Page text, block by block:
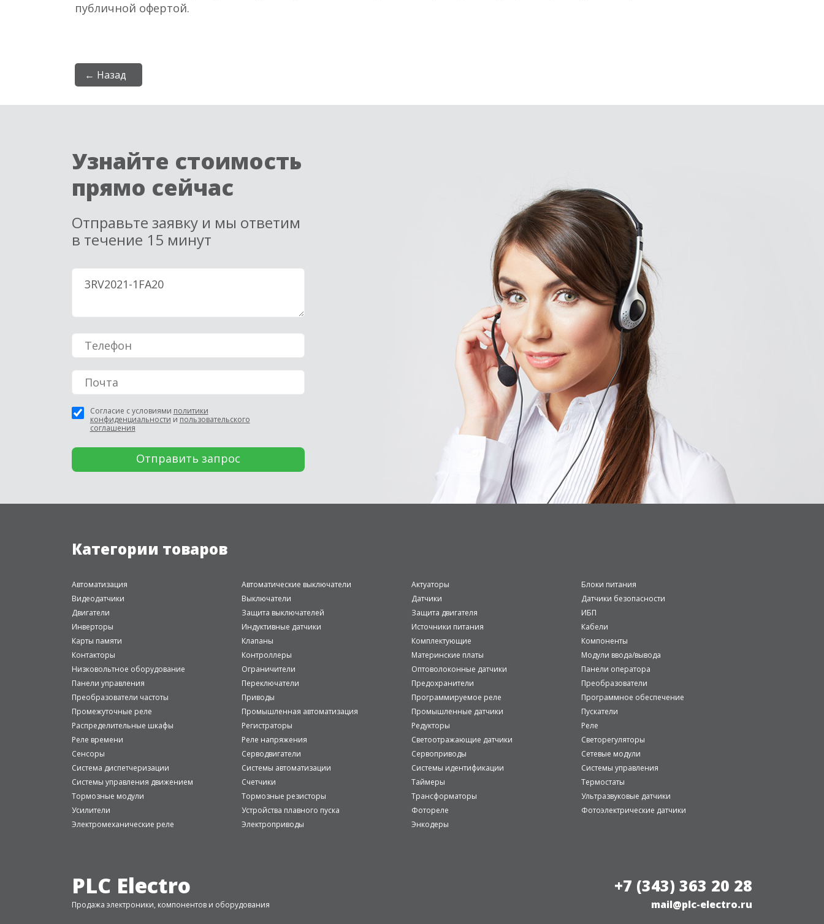
публичной офертой.
← Назад
Узнайте стоимость
прямо сейчас
Отправьте заявку и мы ответим
в течение 15 минут
Согласие с условиями политики
конфиденциальности и пользовательского
соглашения
Категории товаров
Автоматизация Автоматические выключатели Актуаторы
Блоки питания
Видеодатчики
Выключатели Датчики
Датчики безопасности
Двигатели
Защита выключателей Защита двигателя
ИБП
Инверторы
Индуктивные датчики Источники питания
Кабели
Карты памяти
Клапаны Комплектующие
Компоненты
Контакторы
Контроллеры Материнские платы
Модули ввода/вывода
Низковольтное оборудование
Ограничители Оптоволоконные датчики
Панели оператора
Панели управления
Переключатели Предохранители
Преобразователи
Преобразователи частоты
Приводы Программируемое реле
Программное обеспечение
Промежуточные реле
Промышленная автоматизация Промышленные датчики
Пускатели
Распределительные шкафы
Регистраторы Редукторы
Реле
Реле времени
Реле напряжения Светоотражающие датчики
Светорегуляторы
Сенсоры
Серводвигатели Сервоприводы
Сетевые модули
Система диспетчеризации
Системы автоматизации Системы идентификации
Системы управления
Системы управления движением
Счетчики Таймеры
Термостаты
Тормозные модули
Тормозные резисторы Трансформаторы
Ультразвуковые датчики
Усилители
Устройства плавного пуска Фотореле
Фотоэлектрические датчики
Электромеханические реле
Электроприводы Энкодеры
PLC Electro
Продажа электроники, компонентов и оборудования
+7 (343) 363 20 28
mail@plc-electro.ru